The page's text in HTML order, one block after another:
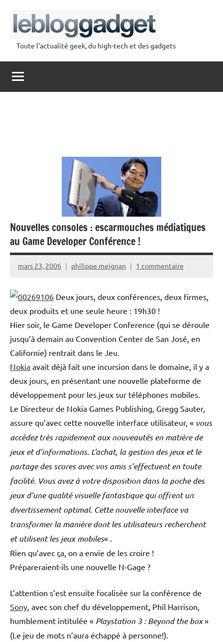
contenu
lebloggadget
Toute l'actualité geek, du high-tech et des gadgets
Nouvelles consoles : escarmouches médiatiques
au Game Developer Conférence !
mars 23, 2006 philippe meignan 1 commentaire
Deux jours, deux conférences, deux firmes,
deux produits et une seule heure : 19h30 !
Hier soir, le Game Developer Conference (qui se déroule
jusqu’à demain au Convention Center de San José, en
Californie) rentrait dans le Jeu.
Nokia avait déjà fait une incursion dans le domaine, il y a
deux jours, en présentant une nouvelle plateforme de
développement pour les jeux sur téléphones mobiles.
Le Directeur de Nokia Games Publishing, Gregg Sauter,
assure qu’avec cette nouvelle interface utilisateur, « vous
accédez très rapidement aux nouveautés en matière de
jeux et d’informations. L’achat, la gestion des jeux et le
partage des scores avec vos amis s’effectuent en toute
facilité. Vous avez à votre disposition dans la poche des
jeux d’une qualité visuelle fantastique qui offrent un
divertissement optimal. Cette nouvelle interface va
transformer la manière dont les utilisateurs recherchent
et utilisent les jeux mobiles« .
Rien qu’avec ça, on a envie de les croire !
Prépareraient-ils une nouvelle N-Gage ?
L’attention s’est ensuite focalisée sur la conférence de
Sony , avec son chef du développement, Phil Harrison,
humblement intitulée « Playstation 3 : Beyond the box»
(Le jeu de mots n’aura échappé à personne!).